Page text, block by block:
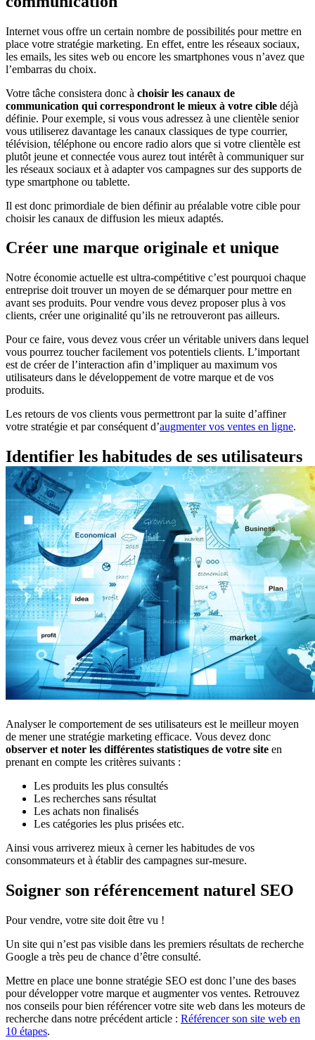
Internet vous offre un certain nombre de possibilités pour mettre en
place votre stratégie marketing. En effet, entre les réseaux sociaux,
les emails, les sites web ou encore les smartphones vous n’avez que
l’embarras du choix.
Votre tâche consistera donc à choisir les canaux de
communication qui correspondront le mieux à votre cible déjà
définie. Pour exemple, si vous vous adressez à une clientèle senior
vous utiliserez davantage les canaux classiques de type courrier,
télévision, téléphone ou encore radio alors que si votre clientèle est
plutôt jeune et connectée vous aurez tout intérêt à communiquer sur
les réseaux sociaux et à adapter vos campagnes sur des supports de
type smartphone ou tablette.
Il est donc primordiale de bien définir au préalable votre cible pour
choisir les canaux de diffusion les mieux adaptés.
Créer une marque originale et unique
Notre économie actuelle est ultra-compétitive c’est pourquoi chaque
entreprise doit trouver un moyen de se démarquer pour mettre en
avant ses produits. Pour vendre vous devez proposer plus à vos
clients, créer une originalité qu’ils ne retrouveront pas ailleurs.
Pour ce faire, vous devez vous créer un véritable univers dans lequel
vous pourrez toucher facilement vos potentiels clients. L’important
est de créer de l’interaction afin d’impliquer au maximum vos
utilisateurs dans le développement de votre marque et de vos
produits.
Les retours de vos clients vous permettront par la suite d’affiner
votre stratégie et par conséquent d’augmenter vos ventes en ligne.
Identifier les habitudes de ses utilisateurs
Analyser le comportement de ses utilisateurs est le meilleur moyen
de mener une stratégie marketing efficace. Vous devez donc
observer et noter les différentes statistiques de votre site en
prenant en compte les critères suivants :
Les produits les plus consultés
Les recherches sans résultat
Les achats non finalisés
Les catégories les plus prisées etc.
Ainsi vous arriverez mieux à cerner les habitudes de vos
consommateurs et à établir des campagnes sur-mesure.
Soigner son référencement naturel SEO
Pour vendre, votre site doit être vu !
Un site qui n’est pas visible dans les premiers résultats de recherche
Google a très peu de chance d’être consulté.
Mettre en place une bonne stratégie SEO est donc l’une des bases
pour développer votre marque et augmenter vos ventes. Retrouvez
nos conseils pour bien référencer votre site web dans les moteurs de
recherche dans notre précédent article : Référencer son site web en
10 étapes.